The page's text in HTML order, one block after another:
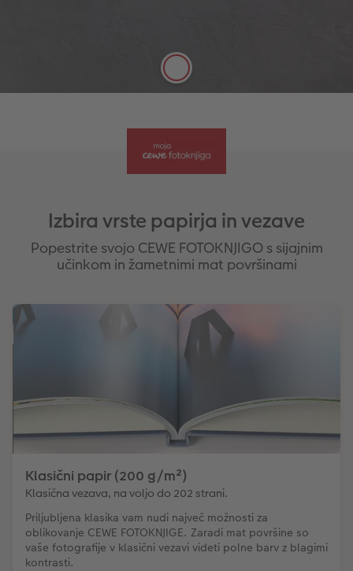
Izbira vrste papirja in vezave
Popestrite svojo CEWE FOTOKNJIGO s sijajnim
učinkom in žametnimi mat površinami
Klasični papir (200 g/m²)
Klasična vezava, na voljo do 202 strani.
Priljubljena klasika vam nudi največ možnosti za
oblikovanje CEWE FOTOKNJIGE. Zaradi mat površine so
vaše fotografije v klasični vezavi videti polne barv z blagimi
kontrasti.